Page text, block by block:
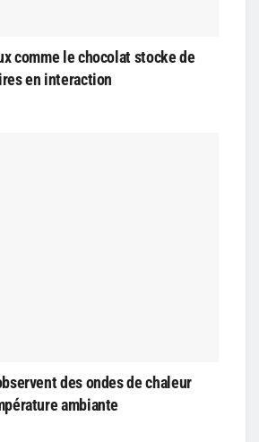
comme le chocolat stocke de
en interaction
des ondes de chaleur
ambiante